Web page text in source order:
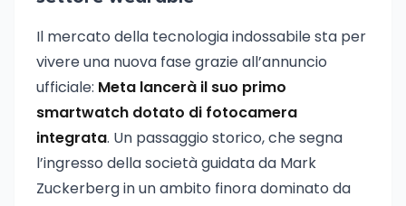
Il mercato della tecnologia indossabile sta per
vivere una nuova fase grazie all’annuncio
ufficiale: Meta lancerà il suo primo
smartwatch dotato di fotocamera
integrata. Un passaggio storico, che segna
l’ingresso della società guidata da Mark
Zuckerberg in un ambito finora dominato da